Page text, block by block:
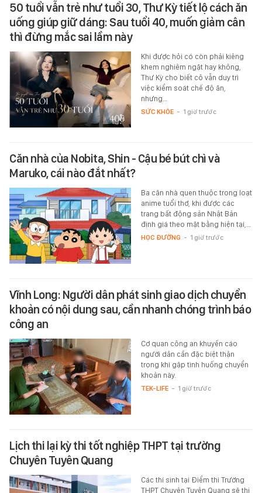
50 tuổi vẫn trẻ như tuổi 30, Thư Kỳ tiết lộ cách ăn
uống giúp giữ dáng: Sau tuổi 40, muốn giảm cân
thì đừng mắc sai lầm này
Khi được hỏi có còn phải kiêng
khem nghiêm ngặt hay không,
Thư Kỳ cho biết cô vẫn duy trì
việc kiểm soát chế độ ăn,
nhưng…
SỨC KHỎE - 1 giờ trước
Căn nhà của Nobita, Shin - Cậu bé bút chì và
Maruko, cái nào đắt nhất?
Ba căn nhà quen thuộc trong loạt
anime tuổi thơ, khi được các
trang bất động sản Nhật Bản
định giá theo mặt bằng hiện tại,…
HỌC ĐƯỜNG - 1 giờ trước
Vĩnh Long: Người dân phát sinh giao dịch chuyển
khoản có nội dung sau, cần nhanh chóng trình báo
công an
Cơ quan công an khuyến cáo
người dân cần đặc biệt thận
trọng khi gặp tình huống chuyển
khoản này.
TEK-LIFE - 1 giờ trước
Lịch thi lại kỳ thi tốt nghiệp THPT tại trường
Chuyên Tuyên Quang
Các thí sinh tại Điểm thi Trường
THPT Chuyên Tuyên Quang sẽ thi